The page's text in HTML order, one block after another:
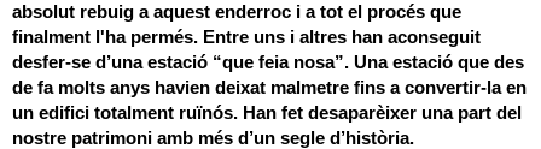
absolut rebuig a aquest enderroc i a tot el procés que
finalment l'ha permés. Entre uns i altres han aconseguit
desfer-se d’una estació “que feia nosa”. Una estació que des
de fa molts anys havien deixat malmetre fins a convertir-la en
un edifici totalment ruïnós. Han fet desaparèixer una part del
nostre patrimoni amb més d’un segle d’història.